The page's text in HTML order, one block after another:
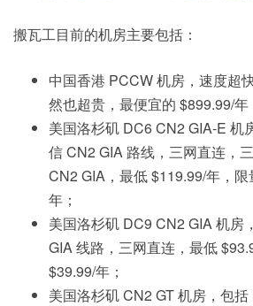
搬瓦工目前的机房主要包括：
中国香港 PCCW 机房，速度超
然也超贵，最便宜的 $899.99/年
美国洛杉矶 DC6 CN2 GIA-E 机
信 CN2 GIA 路线，三网直连，
CN2 GIA，最低 $119.99/年，
年；
美国洛杉矶 DC9 CN2 GIA 机房
GIA 线路，三网直连，最低
$39.99/年；
美国洛杉矶 CN2 GT 机房，包